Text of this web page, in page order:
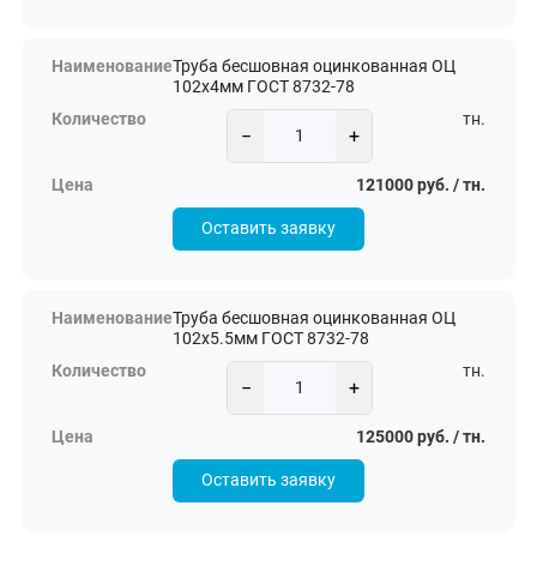
Труба бесшовная оцинкованная ОЦ
102х4мм ГОСТ 8732-78
− +
тн.
121000 руб. / тн.
Оставить заявку
Труба бесшовная оцинкованная ОЦ
102х5.5мм ГОСТ 8732-78
− +
тн.
125000 руб. / тн.
Оставить заявку